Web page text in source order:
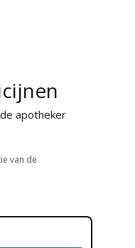
apotheker
van de